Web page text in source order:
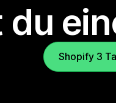
Shopify 3